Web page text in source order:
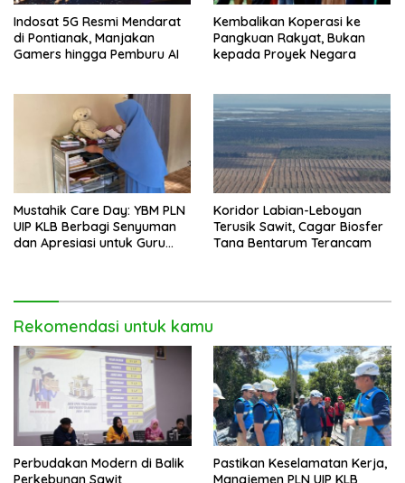
Indosat 5G Resmi Mendarat
di Pontianak, Manjakan
Gamers hingga Pemburu AI
Kembalikan Koperasi ke
Pangkuan Rakyat, Bukan
kepada Proyek Negara
Mustahik Care Day: YBM PLN
UIP KLB Berbagi Senyuman
dan Apresiasi untuk Guru
Koridor Labian-Leboyan
Terusik Sawit, Cagar Biosfer
Tana Bentarum Terancam
Rekomendasi untuk kamu
Perbudakan Modern di Balik
Perkebunan Sawit
Pastikan Keselamatan Kerja,
Manajemen PLN UIP KLB